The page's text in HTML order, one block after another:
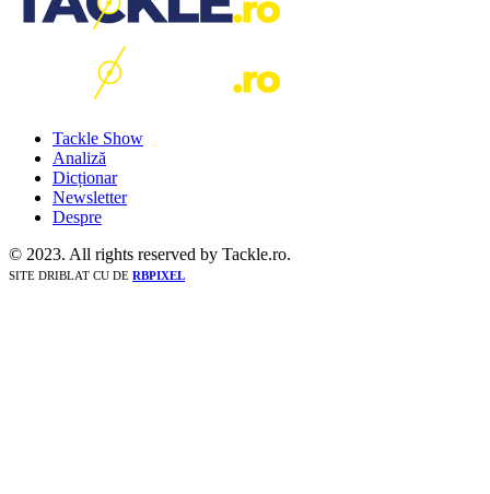
Tackle Show
Analiză
Dicționar
Newsletter
Despre
© 2023. All rights reserved by Tackle.ro.
SITE DRIBLAT CU DE RBPIXEL